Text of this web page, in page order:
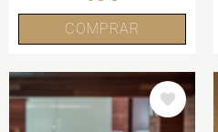
COMPRAR
IMAGE